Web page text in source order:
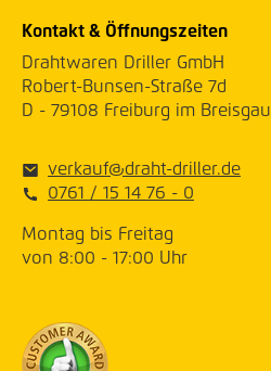
Kontakt & Öffnungszeiten
Drahtwaren Driller GmbH
Robert-Bunsen-Straße 7d
D - 79108 Freiburg im Breisgau
verkauf@draht-driller.de
0761 / 15 14 76 - 0
Montag bis Freitag
von 8:00 - 17:00 Uhr